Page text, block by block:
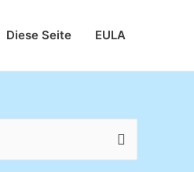
Diese Seite EULA